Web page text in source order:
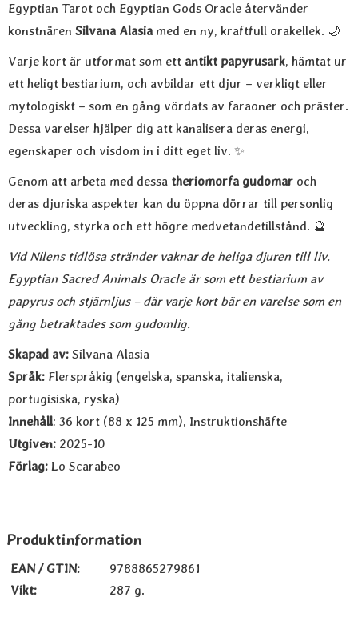
Egyptian Tarot och Egyptian Gods Oracle återvänder
konstnären Silvana Alasia med en ny, kraftfull orakellek. 🌙
Varje kort är utformat som ett antikt papyrusark, hämtat ur
ett heligt bestiarium, och avbildar ett djur – verkligt eller
mytologiskt – som en gång vördats av faraoner och präster.
Dessa varelser hjälper dig att kanalisera deras energi,
egenskaper och visdom in i ditt eget liv. ✨
Genom att arbeta med dessa theriomorfa gudomar och
deras djuriska aspekter kan du öppna dörrar till personlig
utveckling, styrka och ett högre medvetandetillstånd. 🔮
Vid Nilens tidlösa stränder vaknar de heliga djuren till liv.
Egyptian Sacred Animals Oracle är som ett bestiarium av
papyrus och stjärnljus – där varje kort bär en varelse som en
gång betraktades som gudomlig.
Skapad av: Silvana Alasia
Språk: Flerspråkig (engelska, spanska, italienska,
portugisiska, ryska)
Innehåll: 36 kort (88 x 125 mm), Instruktionshäfte
Utgiven: 2025-10
Förlag: Lo Scarabeo
Produktinformation
EAN / GTIN:
9788865279861
Vikt:
287 g.